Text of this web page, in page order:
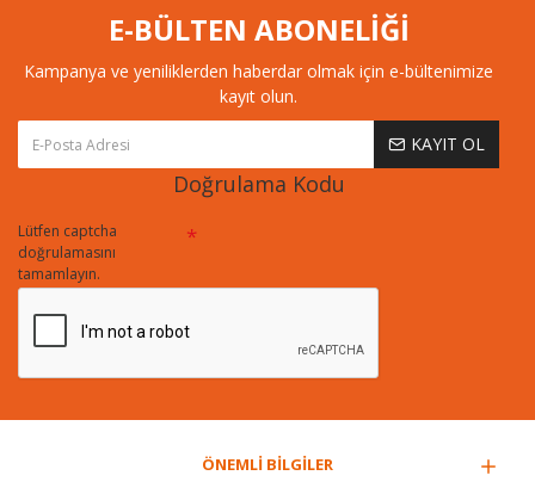
E-BÜLTEN ABONELİĞİ
Kampanya ve yeniliklerden haberdar olmak için e-bültenimize
kayıt olun.
KAYIT OL
Doğrulama Kodu
Lütfen captcha
doğrulamasını
tamamlayın.
ÖNEMLİ BİLGİLER